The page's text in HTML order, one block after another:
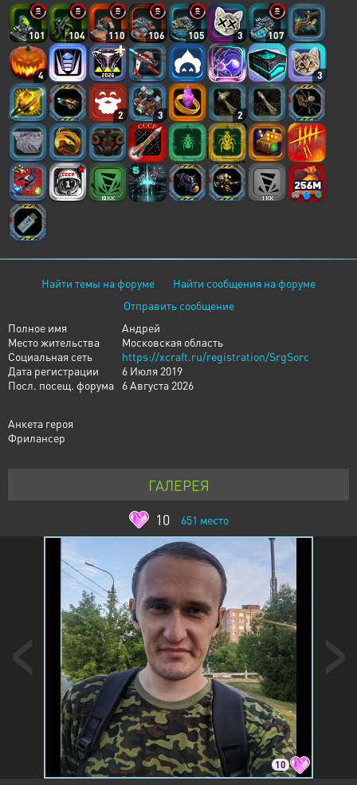
101 104 110 106 105 3 107
4 3
2 3 2
Найти темы на форуме
Найти сообщения на форуме
Отправить сообщение
Полное имя
Андрей
Место жительства
Московская область
Социальная сеть
https://xcraft.ru/registration/SrgSorc
Дата регистрации
6 Июля 2019
Посл. посещ. форума
6 Августа 2026
Анкета героя
Фрилансер
ГАЛЕРЕЯ
10
651 место
10